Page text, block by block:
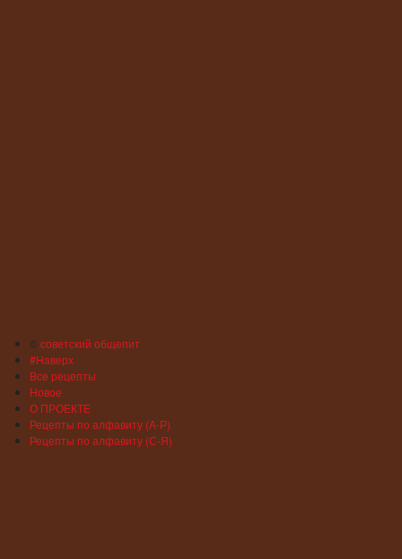
©советский общепит
#Наверх
Все рецепты
Новое
О ПРОЕКТЕ
Рецепты по алфавиту (А-Р)
Рецепты по алфавиту (С-Я)